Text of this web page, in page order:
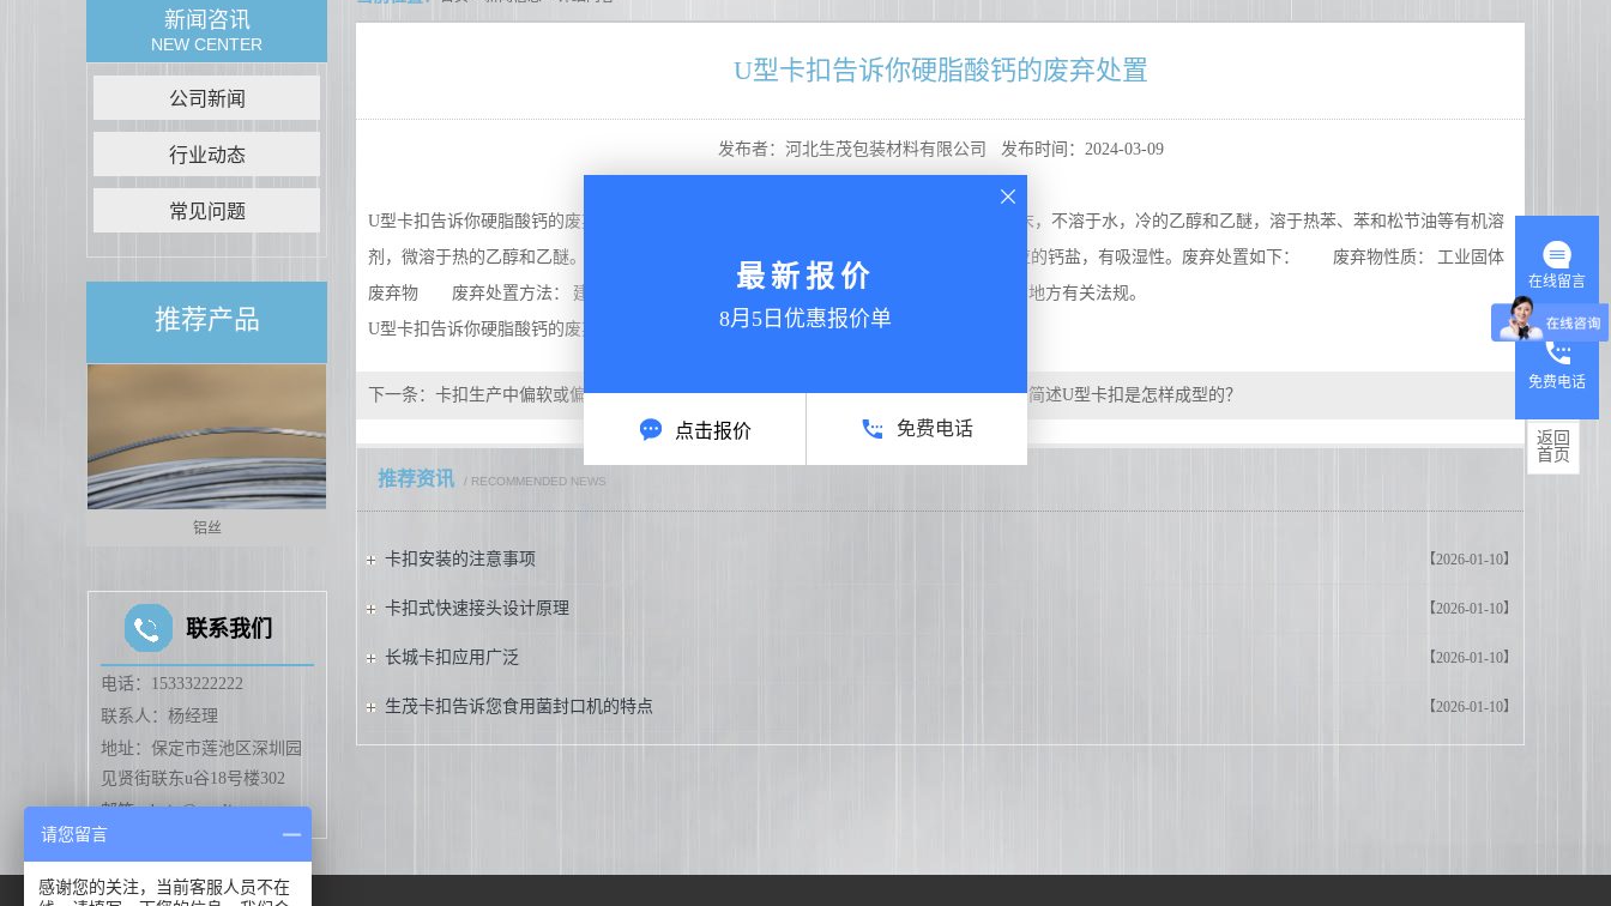
U型卡扣告诉你硬脂酸钙的废弃处置
发布者：河北生茂包装材料有限公司 发布时间：2024-03-09
U型卡扣告诉你硬脂酸钙的废弃处置一些废弃的硬脂酸钙应怎样处置，硬脂酸钙为白色粉末，不溶于水，冷的乙醇和乙醚，溶于热苯、苯和松节油等有机溶
剂，微溶于热的乙醇和乙醚。加热至400℃时缓缓分解，可燃，遇强酸分解为硬脂酸和相应的钙盐，有吸湿性。废弃处置如下： 废弃物性质： 工业固体
废弃物 废弃处置方法： 建议用焚烧法处置。 废弃注意事项： 处置前应参阅国家和地方有关法规。
U型卡扣告诉你硬脂酸钙的废弃处置
上一条：简述U型卡扣是怎样成型的？
下一条： 卡扣生产中偏软或偏硬问题
推荐资讯 / RECOMMENDED NEWS
【2026-01-10】
卡扣安装的注意事项
【2026-01-10】
卡扣式快速接头设计原理
【2026-01-10】
长城卡扣应用广泛
【2026-01-10】
生茂卡扣告诉您食用菌封口机的特点
新闻咨讯
NEW CENTER
公司新闻
行业动态
常见问题
推荐产品
铝丝
联系我们
电话：15333222222
联系人：杨经理
地址：保定市莲池区深圳园
见贤街联东u谷18号楼302
邮箱:admin@smclips.cn
产品
返回
首页
在线留言
免费电话
最新报价
8月5日优惠报价单
点击报价 免费电话
请您留言
感谢您的关注，当前客服人员不在